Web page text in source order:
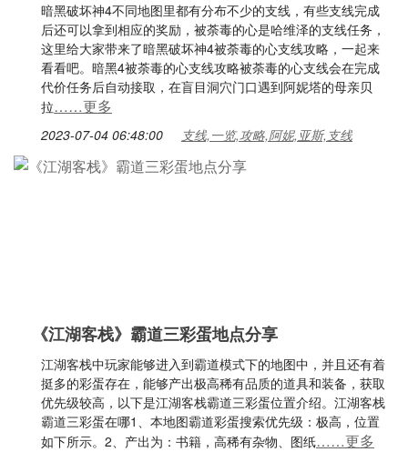
暗黑破坏神4不同地图里都有分布不少的支线，有些支线完成
后还可以拿到相应的奖励，被荼毒的心是哈维泽的支线任务，
这里给大家带来了暗黑破坏神4被荼毒的心支线攻略，一起来
看看吧。暗黑4被荼毒的心支线攻略被荼毒的心支线会在完成
代价任务后自动接取，在盲目洞穴门口遇到阿妮塔的母亲贝
拉……更多
2023-07-04 06:48:00 支线,一览,攻略,阿妮,亚斯,支线
《江湖客栈》霸道三彩蛋地点分享
江湖客栈中玩家能够进入到霸道模式下的地图中，并且还有着
挺多的彩蛋存在，能够产出极高稀有品质的道具和装备，获取
优先级较高，以下是江湖客栈霸道三彩蛋位置介绍。江湖客栈
霸道三彩蛋在哪1、本地图霸道彩蛋搜索优先级：极高，位置
如下所示。2、产出为：书籍，高稀有杂物、图纸……更多